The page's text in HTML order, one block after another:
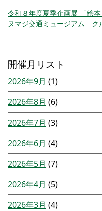
令和８年度夏季企画展 「絵
ヌマジ交通ミュージアム ク
開催月リスト
2026年9月 (1)
2026年8月 (6)
2026年7月 (3)
2026年6月 (4)
2026年5月 (7)
2026年4月 (5)
2026年3月 (4)